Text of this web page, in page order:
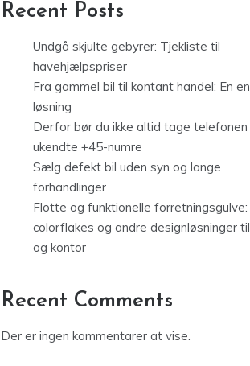
Recent Posts
Undgå skjulte gebyrer: Tjekliste til
havehjælpspriser
Fra gammel bil til kontant handel: En
løsning
Derfor bør du ikke altid tage
ukendte +45-numre
Sælg defekt bil uden syn og lange
forhandlinger
Flotte og funktionelle forretningsgulve:
colorflakes og andre designløsninger
og kontor
Recent Comments
Der er ingen kommentarer at vise.